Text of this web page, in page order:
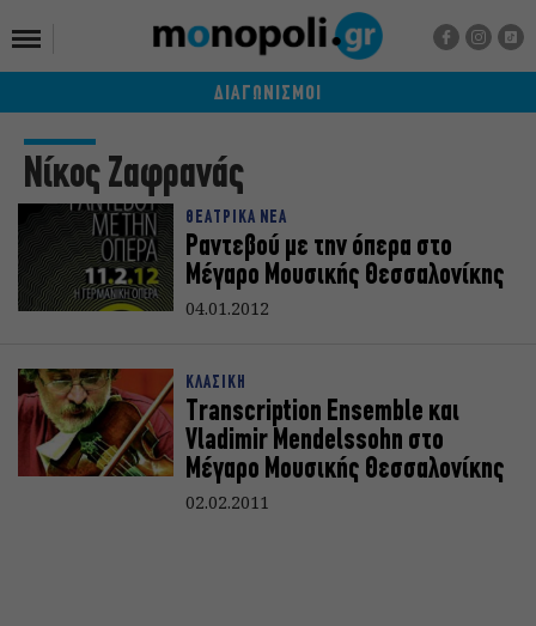
ΔΙΑΓΩΝΙΣΜΟΙ
Νίκος Ζαφρανάς
ΘΕΑΤΡΙΚΑ ΝΕΑ
Ραντεβού με την όπερα στο
Μέγαρο Μουσικής Θεσσαλονίκης
04.01.2012
ΚΛΑΣΙΚΗ
Transcription Ensemble και
Vladimir Mendelssohn στο
Μέγαρο Μουσικής Θεσσαλονίκης
02.02.2011